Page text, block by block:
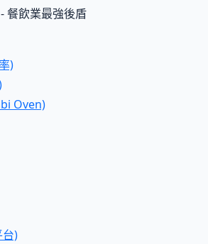
餐飲業最強後盾
)
Oven)
)